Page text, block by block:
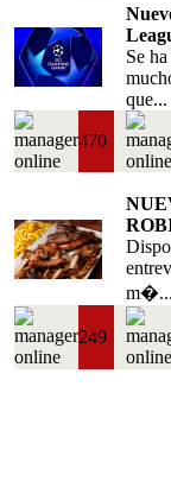
Se
que...
470
m�...
249